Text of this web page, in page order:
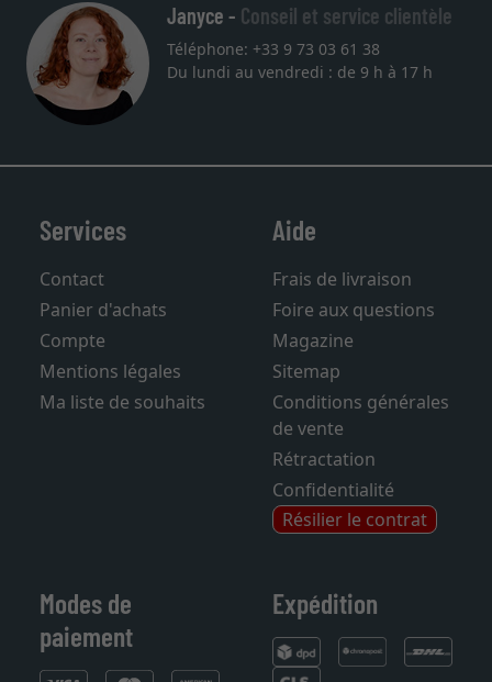
Janyce - Conseil et service clientèle
Téléphone: +33 9 73 03 61 38
Du lundi au vendredi : de 9 h à 17 h
Services
Contact
Panier d'achats
Compte
Mentions légales
Ma liste de souhaits
Aide
Frais de livraison
Foire aux questions
Magazine
Sitemap
Conditions générales
de vente
Rétractation
Confidentialité
Résilier le contrat
Modes de
paiement
Expédition